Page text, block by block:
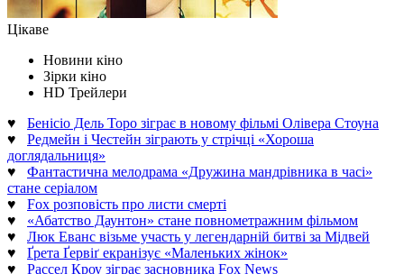
Цікаве
Новини кіно
Зірки кіно
HD Трейлери
♥ Бенісіо Дель Торо зіграє в новому фільмі Олівера Стоуна
♥ Редмейн і Честейн зіграють у стрічці «Хороша
доглядальниця»
♥ Фантастична мелодрама «Дружина мандрівника в часі»
стане серіалом
♥ Fox розповість про листи смерті
♥ «Абатство Даунтон» стане повнометражним фільмом
♥ Люк Еванс візьме участь у легендарній битві за Мідвей
♥ Ґрета Ґервіґ екранізує «Маленьких жінок»
♥ Рассел Кроу зіграє засновника Fox News